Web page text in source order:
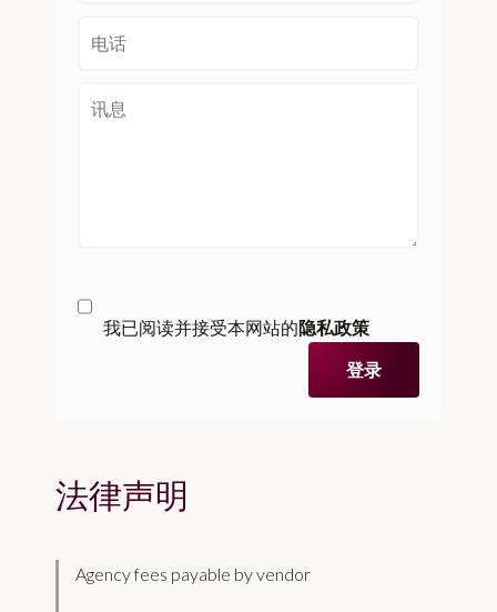
我已阅读并接受本网站的隐私政策
登录
法律声明
Agency fees payable by vendor